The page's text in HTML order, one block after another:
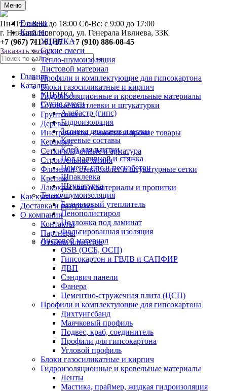
Меню
Главная
Каталог
УЦЕНКА
Сухие смеси
Тепло-шумоизоляция
Листовой материал
Профили и комплектующие для гипсокартона
Блоки газосиликатные и кирпич
Гидроизоляционные и кровельные материалы
Готовые шпатлевки и штукатурки
Грунтовки
Дерево
Инструменты, ёмкости и прочие товары
Керамзит
Сетки кладочные и арматура
Строительная химия
Флизелин, стеклохолст и штукатурные сетки
Крепеж
Лакокрасочные материалы и пропитки
Как купить?
Доставка и разгрузка
О компании
Контакты
Партнеры
Отзывы клиентов
0
Пн-Пт: с 8:30 до 18:00 Сб-Вс: с 9:00 до 17:00
г. Нижний Новгород, ул. Генерала Ивлиева, 33К
+7 (967) 711-61-17 +7 (910) 886-08-45
Заказать звонок
Главная
Каталог
УЦЕНКА
Сухие смеси
Алебастр (гипс)
Гидроизоляция
Затирка для швов плитки
Клеевые составы
Клей для плитки
Пол наливной и стяжка
Цемент, цпс и пескобетон
Шпаклевка
Штукатурка
Тепло-шумоизоляция
Базальтовый утеплитель
Пенополистирол
Подложка под ламинат
Фольгированная изоляция
Листовой материал
OSB (ОСБ, ОСП)
Гипсокартон и ГВЛВ и САПФИР
ДВП
Сэндвич панели
Фанера
Цементно-стружечная плита (ЦСП)
Профили и комплектующие для гипсокартона
Дихтунгсбанд
Маячковый профиль
Подвес, краб, соединитель
Профили для гипсокартона
Угловой профиль
Блоки газосиликатные и кирпич
Гидроизоляционные и кровельные материалы
Ленты
Мастика, праймер, жидкая гидроизоляция